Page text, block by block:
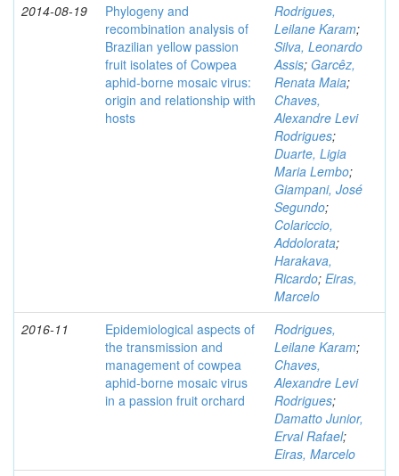
2014-08-19
Phylogeny and
recombination analysis of
Brazilian yellow passion
fruit isolates of Cowpea
aphid-borne mosaic virus:
origin and relationship with
hosts
Rodrigues,
Leilane Karam;
Silva, Leonardo
Assis; Garcêz,
Renata Maia;
Chaves,
Alexandre Levi
Rodrigues;
Duarte, Ligia
Maria Lembo;
Giampani, José
Segundo;
Colariccio,
Addolorata;
Harakava,
Ricardo; Eiras,
Marcelo
2016-11
Epidemiological aspects of
the transmission and
management of cowpea
aphid-borne mosaic virus
in a passion fruit orchard
Rodrigues,
Leilane Karam;
Chaves,
Alexandre Levi
Rodrigues;
Damatto Junior,
Erval Rafael;
Eiras, Marcelo